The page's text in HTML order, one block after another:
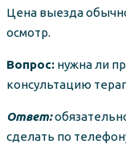
Цена выезда
осмотр.
Вопрос: нужна ли
консультацию
Ответ:
сделать по